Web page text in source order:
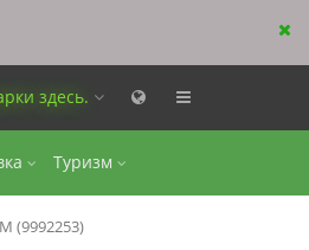
здесь.
Туризм
(9992253)